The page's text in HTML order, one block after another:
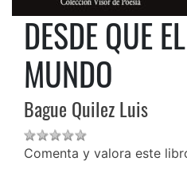
DESDE QUE
MUNDO
Bague Quilez Luis
Comenta y valora este